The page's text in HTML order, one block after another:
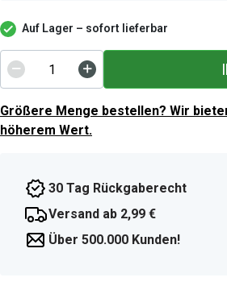
Auf Lager – sofort lieferbar
Größere Menge bestellen? Wir
höherem Wert.
30 Tag Rückgaberecht
Versand ab 2,99 €
Über 500.000 Kunden!